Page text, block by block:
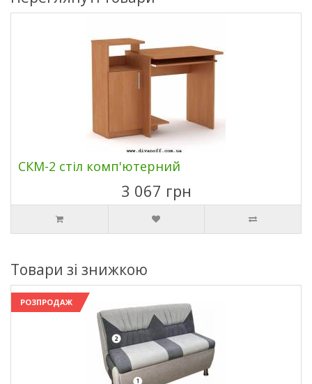
СКМ-2 стіл комп'ютерний
3 067 грн
Товари зі знижкою
РОЗПРОДАЖ